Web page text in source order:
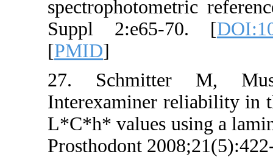
Suppl 2:e65-
27. Schmitter
Interexaminer
L*C*h* values
Prosthodont